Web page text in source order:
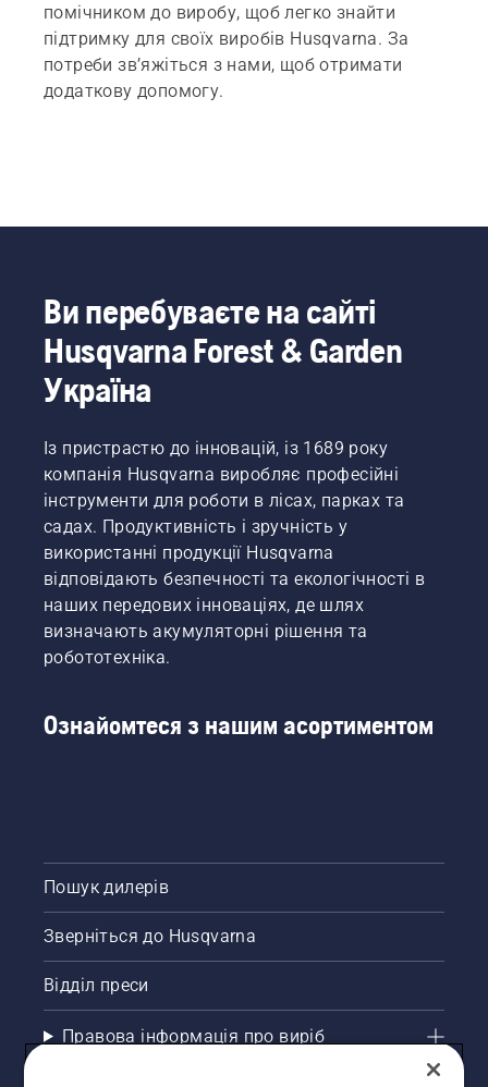
помічником до виробу, щоб легко знайти
підтримку для своїх виробів Husqvarna. За
потреби зв’яжіться з нами, щоб отримати
додаткову допомогу.
Ви перебуваєте на сайті
Husqvarna Forest & Garden
Україна
Із пристрастю до інновацій, із 1689 року
компанія Husqvarna виробляє професійні
інструменти для роботи в лісах, парках та
садах. Продуктивність і зручність у
використанні продукції Husqvarna
відповідають безпечності та екологічності в
наших передових інноваціях, де шлях
визначають акумуляторні рішення та
робототехніка.
Ознайомтеся з нашим асортиментом
Пошук дилерів
Зверніться до Husqvarna
Відділ преси
Правова інформація про виріб